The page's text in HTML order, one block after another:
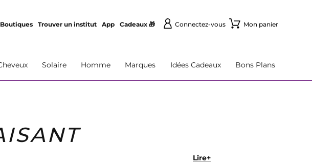
Boutiques Trouver un institut App Cadeaux 🎁 Connectez-vous Mon panier
Solaire Homme Marques Idées Cadeaux Bons Plans
Lire+